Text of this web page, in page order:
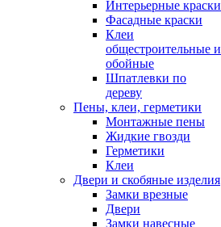
Интерьерные краски
Фасадные краски
Клеи
общестроительные и
обойные
Шпатлевки по
дереву
Пены, клеи, герметики
Монтажные пены
Жидкие гвозди
Герметики
Клеи
Двери и скобяные изделия
Замки врезные
Двери
Замки навесные